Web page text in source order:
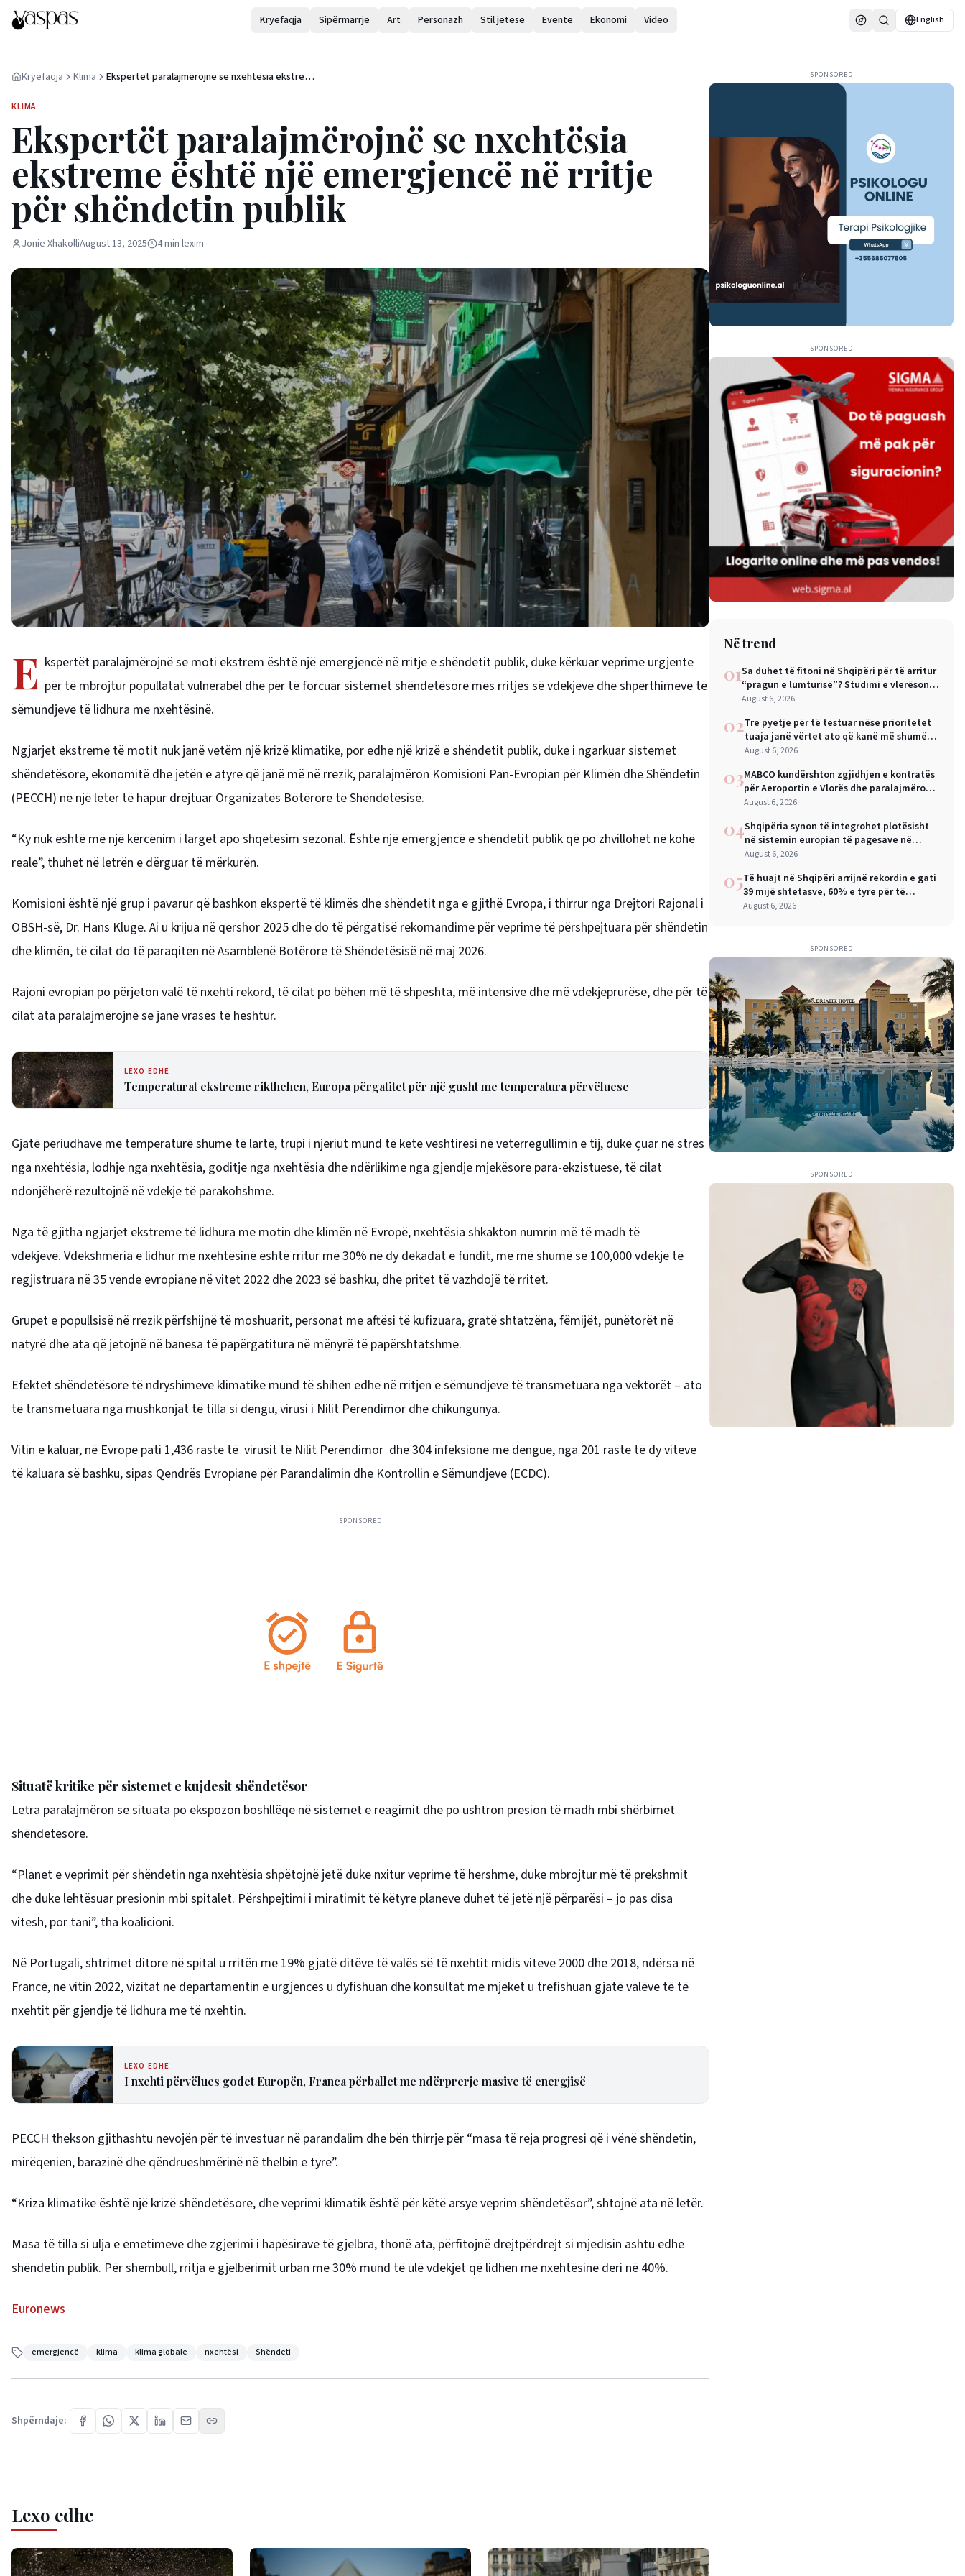
Kryefaqja Sipërmarrje Art Personazh Stil jetese Evente Ekonomi Video English
Kryefaqja Klima
Ekspertët paralajmërojnë se nxehtësia ekstreme
KLIMA
Ekspertët paralajmërojnë se nxehtësia
ekstreme është një emergjencë në rritje
për shëndetin publik
Jonie XhakolliAugust 13, 2025 4min lexim
E kspertët paralajmërojnë se moti ekstrem është një emergjencë në rritje e shëndetit publik, duke kërkuar veprime urgjente
për të mbrojtur popullatat vulnerabël dhe për të forcuar sistemet shëndetësore mes rritjes së vdekjeve dhe shpërthimeve të
sëmundjeve të lidhura me nxehtësinë.
Ngjarjet ekstreme të motit nuk janë vetëm një krizë klimatike, por edhe një krizë e shëndetit publik, duke i ngarkuar sistemet
shëndetësore, ekonomitë dhe jetën e atyre që janë më në rrezik, paralajmëron Komisioni Pan-Evropian për Klimën dhe Shëndetin
(PECCH) në një letër të hapur drejtuar Organizatës Botërore të Shëndetësisë.
“Ky nuk është më një kërcënim i largët apo shqetësim sezonal. Është një emergjencë e shëndetit publik që po zhvillohet në kohë
reale”, thuhet në letrën e dërguar të mërkurën.
Komisioni është një grup i pavarur që bashkon ekspertë të klimës dhe shëndetit nga e gjithë Evropa, i thirrur nga Drejtori Rajonal i
OBSH-së, Dr. Hans Kluge. Ai u krijua në qershor 2025 dhe do të përgatisë rekomandime për veprime të përshpejtuara për shëndetin
dhe klimën, të cilat do të paraqiten në Asamblenë Botërore të Shëndetësisë në maj 2026.
Rajoni evropian po përjeton valë të nxehti rekord, të cilat po bëhen më të shpeshta, më intensive dhe më vdekjeprurëse, dhe për të
cilat ata paralajmërojnë se janë vrasës të heshtur.
LEXO EDHE
Temperaturat ekstreme rikthehen, Europa përgatitet për një gusht me temperatura përvëluese
Gjatë periudhave me temperaturë shumë të lartë, trupi i njeriut mund të ketë vështirësi në vetërregullimin e tij, duke çuar në stres
nga nxehtësia, lodhje nga nxehtësia, goditje nga nxehtësia dhe ndërlikime nga gjendje mjekësore para-ekzistuese, të cilat
ndonjëherë rezultojnë në vdekje të parakohshme.
Nga të gjitha ngjarjet ekstreme të lidhura me motin dhe klimën në Evropë, nxehtësia shkakton numrin më të madh të
vdekjeve. Vdekshmëria e lidhur me nxehtësinë është rritur me 30% në dy dekadat e fundit, me më shumë se 100,000 vdekje të
regjistruara në 35 vende evropiane në vitet 2022 dhe 2023 së bashku, dhe pritet të vazhdojë të rritet.
Grupet e popullsisë në rrezik përfshijnë të moshuarit, personat me aftësi të kufizuara, gratë shtatzëna, fëmijët, punëtorët në
natyrë dhe ata që jetojnë në banesa të papërgatitura në mënyrë të papërshtatshme.
Efektet shëndetësore të ndryshimeve klimatike mund të shihen edhe në rritjen e sëmundjeve të transmetuara nga vektorët – ato
të transmetuara nga mushkonjat të tilla si dengu, virusi i Nilit Perëndimor dhe chikungunya.
Vitin e kaluar, në Evropë pati 1,436 raste të virusit të Nilit Perëndimor dhe 304 infeksione me dengue, nga 201 raste të dy viteve
të kaluara së bashku, sipas Qendrës Evropiane për Parandalimin dhe Kontrollin e Sëmundjeve (ECDC).
SPONSORED
Situatë kritike për sistemet e kujdesit shëndetësor
Letra paralajmëron se situata po ekspozon boshllëqe në sistemet e reagimit dhe po ushtron presion të madh mbi shërbimet
shëndetësore.
“Planet e veprimit për shëndetin nga nxehtësia shpëtojnë jetë duke nxitur veprime të hershme, duke mbrojtur më të prekshmit
dhe duke lehtësuar presionin mbi spitalet. Përshpejtimi i miratimit të këtyre planeve duhet të jetë një përparësi – jo pas disa
vitesh, por tani”, tha koalicioni.
Në Portugali,shtrimet ditore në spital u rritën me 19% gjatë ditëve të valës së të nxehtit midis viteve 2000 dhe 2018, ndërsa në
Francë, në vitin 2022,vizitat në departamentin e urgjencës u dyfishuan dhe konsultat me mjekët u trefishuan gjatë valëve të të
nxehtit për gjendje të lidhura me të nxehtin.
LEXO EDHE
I nxehti përvëlues godet Europën, Franca përballet me ndërprerje masive të energjisë
PECCH thekson gjithashtu nevojën për të investuar në parandalim dhe bën thirrje për “masa të reja progresi që i vënë shëndetin,
mirëqenien, barazinë dhe qëndrueshmërinë në thelbin e tyre”.
“Kriza klimatike është një krizë shëndetësore, dhe veprimi klimatik është për këtë arsye veprim shëndetësor”, shtojnë ata në letër.
Masa të tilla si ulja e emetimeve dhe zgjerimi i hapësirave të gjelbra, thonë ata, përfitojnë drejtpërdrejt si mjedisin ashtu edhe
shëndetin publik. Për shembull, rritja e gjelbërimit urban me 30% mund të ulë vdekjet që lidhen me nxehtësinë deri në 40%.
Euronews
emergjencë klima klima globale nxehtësi Shëndeti
Shpërndaje:
Lexo edhe
SPONSORED
SPONSORED
Në trend
01Sa duhet të fitoni në Shqipëri për të arritur
“pragun e lumturisë”? Studimi e vlerëson
në 28 mijë dollarë në vit
August 6, 2026
02Tre pyetje për të testuar nëse prioritetet
tuaja janë vërtet ato që kanë më shumë
rëndësi
August 6, 2026
03MABCO kundërshton zgjidhjen e kontratës
për Aeroportin e Vlorës dhe paralajmëron
arbitrazh ndërkombëtar
August 6, 2026
04Shqipëria synon të integrohet plotësisht
në sistemin europian të pagesave në
nëntor, Sejko: Kursime të mëdha për
August 6, 2026
05Të huajt në Shqipëri arrijnë rekordin e gati
39 mijë shtetasve, 60% e tyre për të
punuar
August 6, 2026
SPONSORED
SPONSORED